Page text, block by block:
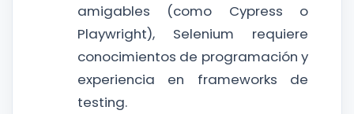
amigables (como Cypress o
Playwright), Selenium requiere
conocimientos de programación y
experiencia en frameworks de
testing.